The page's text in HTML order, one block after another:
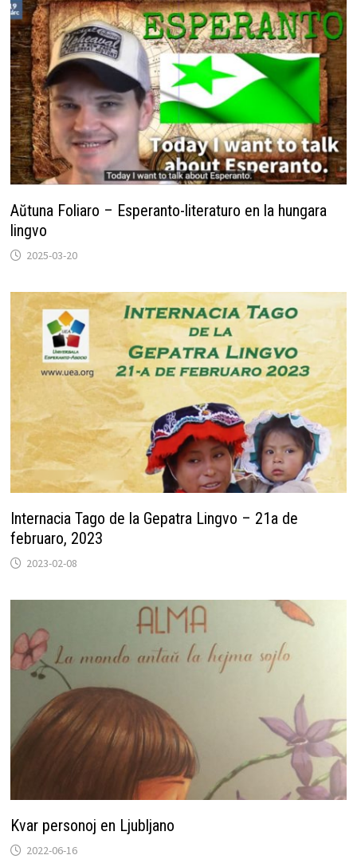
Aŭtuna Foliaro – Esperanto-literaturo en la hungara
lingvo
2025-03-20
Internacia Tago de la Gepatra Lingvo – 21a de
februaro, 2023
2023-02-08
Kvar personoj en Ljubljano
2022-06-16